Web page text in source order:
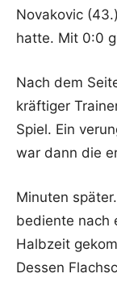
Novakovic
hatte. Mit 0:0
Nach dem
kräftiger
Spiel. Ein
war dann die
Minuten
bediente nach
Halbzeit
Dessen